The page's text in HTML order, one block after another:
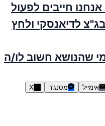
חייבים לפעול
לדיאנסקי ולחץ
שהנושא חשוב לו/ה
אימייל מסנג'ר X